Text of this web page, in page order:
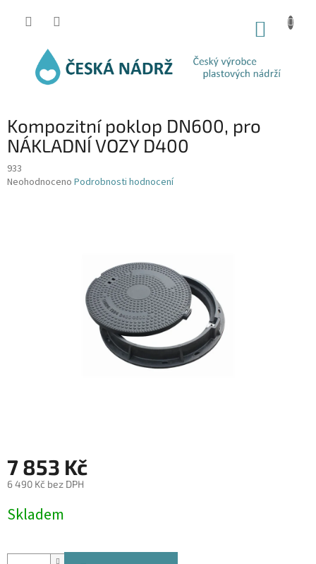
Kompozitní poklop DN600, pro
NÁKLADNÍ VOZY D400
933
Průměrné
Neohodnoceno Podrobnosti hodnocení
7 853 Kč
6 490 Kč bez DPH
cena:
Skladem